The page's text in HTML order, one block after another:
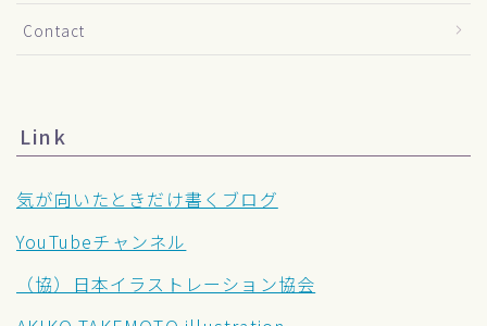
Contact
Link
気が向いたときだけ書くブログ
YouTubeチャンネル
（協）日本イラストレーション協会